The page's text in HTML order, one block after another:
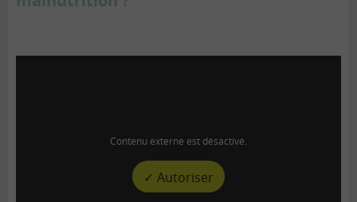
Contenu externe est désactivé.
✓ Autoriser